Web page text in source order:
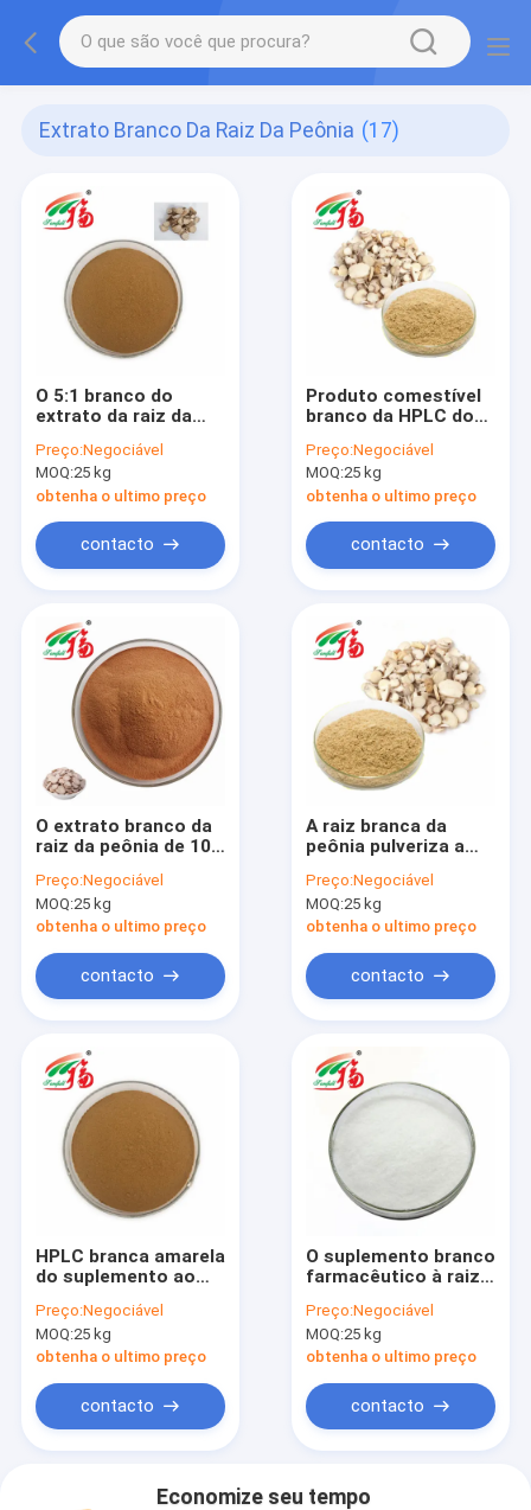
Extrato Branco Da Raiz Da Peônia (17)
O 5:1 branco do
extrato da raiz da
suplementa para o
alimento funcional
Preço:Negociável
MOQ:25 kg
obtenha o ultimo preço
contacto
Produto comestível
branco da HPLC do
extrato da peônia de
50% Paeoniflorin
para dietético
Preço:Negociável
MOQ:25 kg
obtenha o ultimo preço
contacto
O extrato branco da
raiz da peônia de 10%
pulveriza a HPLC
para o alimento
funcional
Preço:Negociável
MOQ:25 kg
obtenha o ultimo preço
contacto
A raiz branca da
peônia pulveriza a
50% Paeoniflorin
para farmacêutico
Preço:Negociável
MOQ:25 kg
obtenha o ultimo preço
contacto
HPLC branca amarela
do suplemento ao
Paeoniflorin da raiz
da peônia de Brown
Preço:Negociável
MOQ:25 kg
obtenha o ultimo preço
contacto
O suplemento branco
farmacêutico à raiz
HPLC de 90%
Paeoniflorin
Preço:Negociável
MOQ:25 kg
obtenha o ultimo preço
contacto
Economize seu tempo